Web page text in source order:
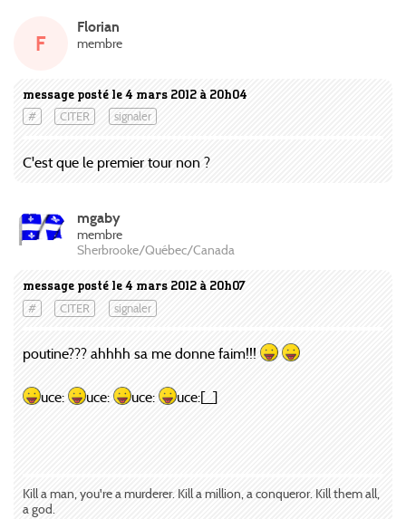
message posté le 4 mars 2012 à 20h04
# CITER signaler
F
Florian
membre
C'est que le premier tour non ?
message posté le 4 mars 2012 à 20h07
# CITER signaler
mgaby
membre
Sherbrooke/Québec/Canada
poutine??? ahhhh sa me donne faim!!!
uce: uce: uce: uce:[_]
Kill a man, you're a murderer. Kill a million, a conqueror. Kill them all,
a god.